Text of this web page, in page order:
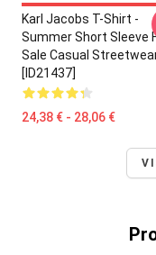
Karl Jacobs T-Shirt -
Summer Short Sleeve
Sale Casual
[ID21437]
24,38 € - 28,06 €